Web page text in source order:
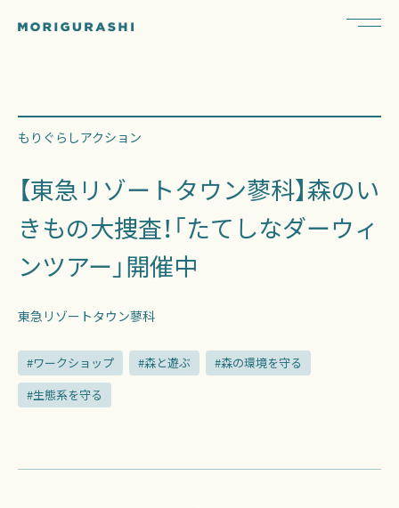
もりぐらしアクション
【東急リゾートタウン蓼科】森のい
きもの大捜査！「たてしなダーウィ
ンツアー」開催中
東急リゾートタウン蓼科
#ワークショップ #森と遊ぶ
#森の環境を守る
#生態系を守る